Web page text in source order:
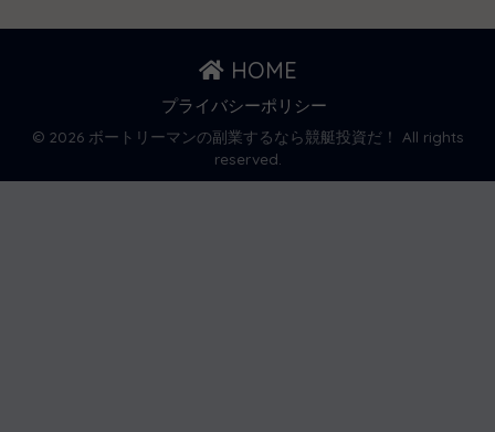
HOME
プライバシーポリシー
© 2026 ボートリーマンの副業するなら競艇投資だ！ All rights
reserved.